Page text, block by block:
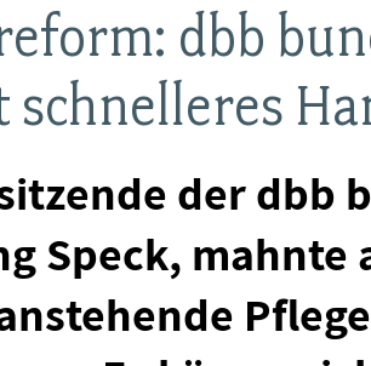
dbb
der dbb
Speck, mahnte